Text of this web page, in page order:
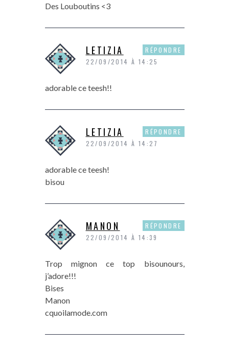
Des Louboutins <3
LETIZIA
22/09/2014 À 14:25
adorable ce teesh!!
RÉPONDRE
LETIZIA
22/09/2014 À 14:27
adorable ce teesh!
bisou
RÉPONDRE
MANON
22/09/2014 À 14:39
Trop mignon ce top bisounours,
j’adore!!!
Bises
Manon
cquoilamode.com
RÉPONDRE